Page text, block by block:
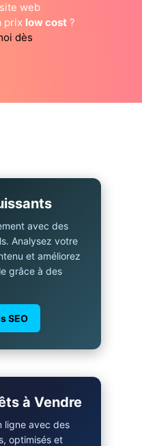
web
prix low cost ?
dès
avec des
Analysez votre
et améliorez
grâce à des
SEO
à Vendre
ligne avec des
optimisés et